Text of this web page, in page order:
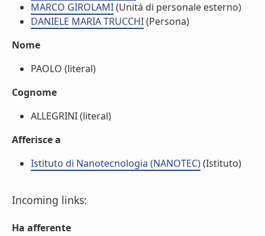
MARCO GIROLAMI(Unità di personale esterno)
DANIELE MARIA TRUCCHI(Persona)
Nome
PAOLO (literal)
Cognome
ALLEGRINI (literal)
Afferisce a
Istituto di Nanotecnologia (NANOTEC)(Istituto)
Incoming links:
Ha afferente